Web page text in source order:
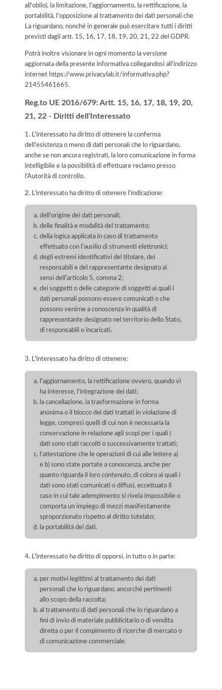
all'oblio), la limitazione, l'aggiornamento, la rettificazione, la
portabilità, l'opposizione al trattamento dei dati personali che
La riguardano, nonché in generale può esercitare tutti i diritti
previsti dagli artt. 15, 16, 17, 18, 19, 20, 21, 22 del GDPR.
Potrà inoltre visionare in ogni momento la versione
aggiornata della presente informativa collegandosi all'indirizzo
internet https://www.privacylab.it/informativa.php?
21455461665.
Reg.to UE 2016/679: Artt. 15, 16, 17, 18, 19, 20,
21, 22 - Diritti dell'Interessato
1. L'interessato ha diritto di ottenere la conferma
dell'esistenza o meno di dati personali che lo riguardano,
anche se non ancora registrati, la loro comunicazione in forma
intelligibile e la possibilità di effettuare reclamo presso
l’Autorità di controllo.
2. L'interessato ha diritto di ottenere l'indicazione:
dell'origine dei dati personali;
delle finalità e modalità del trattamento;
della logica applicata in caso di trattamento
effettuato con l'ausilio di strumenti elettronici;
degli estremi identificativi del titolare, dei
responsabili e del rappresentante designato ai
sensi dell'articolo 5, comma 2;
dei soggetti o delle categorie di soggetti ai quali i
dati personali possono essere comunicati o che
possono venirne a conoscenza in qualità di
rappresentante designato nel territorio dello Stato,
di responsabili o incaricati.
3. L'interessato ha diritto di ottenere:
l'aggiornamento, la rettificazione ovvero, quando vi
ha interesse, l'integrazione dei dati;
la cancellazione, la trasformazione in forma
anonima o il blocco dei dati trattati in violazione di
legge, compresi quelli di cui non è necessaria la
conservazione in relazione agli scopi per i quali i
dati sono stati raccolti o successivamente trattati;
l'attestazione che le operazioni di cui alle lettere a)
e b) sono state portate a conoscenza, anche per
quanto riguarda il loro contenuto, di coloro ai quali i
dati sono stati comunicati o diffusi, eccettuato il
caso in cui tale adempimento si rivela impossibile o
comporta un impiego di mezzi manifestamente
sproporzionato rispetto al diritto tutelato;
la portabilità dei dati.
4. L'interessato ha diritto di opporsi, in tutto o in parte:
per motivi legittimi al trattamento dei dati
personali che lo riguardano, ancorché pertinenti
allo scopo della raccolta;
al trattamento di dati personali che lo riguardano a
fini di invio di materiale pubblicitario o di vendita
diretta o per il compimento di ricerche di mercato o
di comunicazione commerciale.